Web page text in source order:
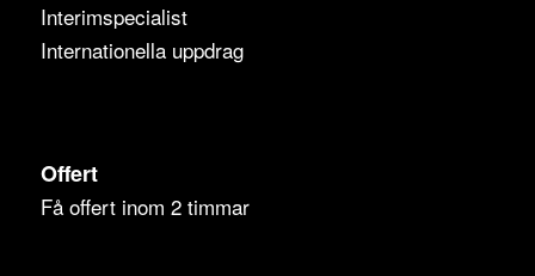
Interimspecialist
Internationella uppdrag
Offert
Få offert inom 2 timmar